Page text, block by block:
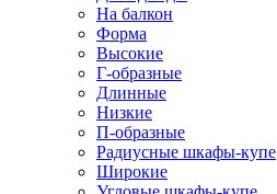
На балкон
Форма
Высокие
Г-образные
Длинные
Низкие
П-образные
Радиусные шкафы-купе
Широкие